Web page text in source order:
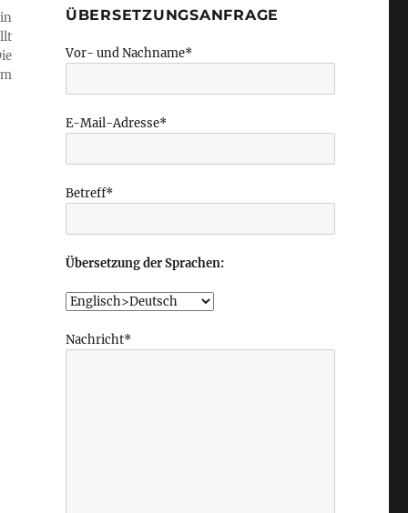
ÜBERSETZUNGSANFRAGE
Vor- und Nachname*
E-Mail-Adresse*
Betreff*
Übersetzung der Sprachen:
Nachricht*